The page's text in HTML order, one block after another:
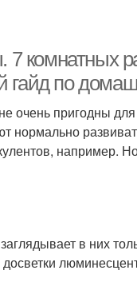
комнатных
гайд по
очень пригодны
например.
в них
досветки